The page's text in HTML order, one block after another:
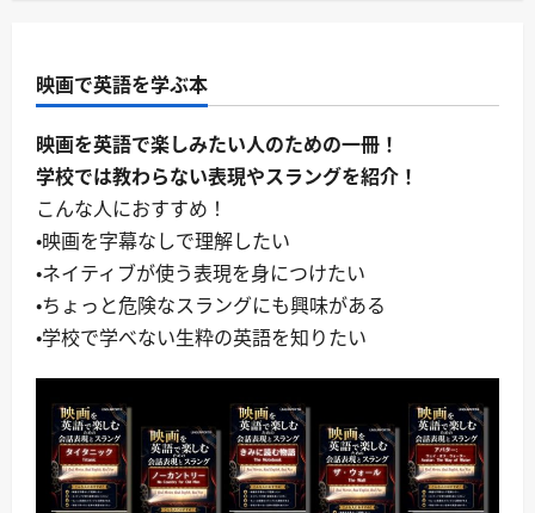
映画で英語を学ぶ本
映画を英語で楽しみたい人のための一冊！
学校では教わらない表現やスラングを紹介！
こんな人におすすめ！
・映画を字幕なしで理解したい
・ネイティブが使う表現を身につけたい
・ちょっと危険なスラングにも興味がある
・学校で学べない生粋の英語を知りたい